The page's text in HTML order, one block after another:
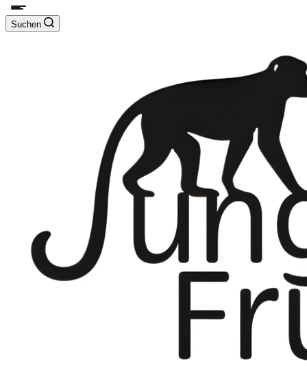
Suchen